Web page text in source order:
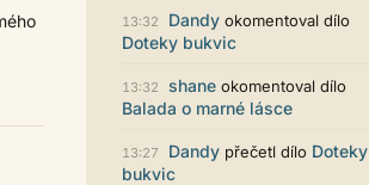
Líbí se mi tmavá varianta nového
vzhledu. Na některých místech
jsou sice mezi prvky příliš velké
určitě to půjde upravit místním
stylem... Celkově je styl dobře
puero
13:32 Dandy okomentoval dílo
Doteky bukvic
13:32 shane okomentoval dílo
Balada o marné lásce
13:27 Dandy přečetl dílo Doteky
bukvic